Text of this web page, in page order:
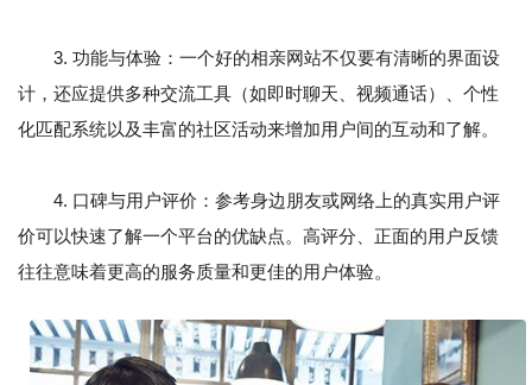
3. 功能与体验：一个好的相亲网站不仅要有清晰的界面设
计，还应提供多种交流工具（如即时聊天、视频通话）、个性
化匹配系统以及丰富的社区活动来增加用户间的互动和了解。
4. 口碑与用户评价：参考身边朋友或网络上的真实用户评
价可以快速了解一个平台的优缺点。高评分、正面的用户反馈
往往意味着更高的服务质量和更佳的用户体验。